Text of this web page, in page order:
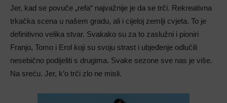
Jer, kad se povuče „refa“ najvažnije je da se trči. Rekreativna
trkačka scena u našem gradu, ali i cijeloj zemlji cvjeta. To je
definitivno velika stvar. Svakako su za to zaslužni i pioniri
Franjo, Tomo i Erol koji su svoju strast i ubjeđenje odlučili
nesebično podijeliti s drugima. Svake sezone sve nas je više.
Na sreću. Jer, k’o trči zlo ne misli.